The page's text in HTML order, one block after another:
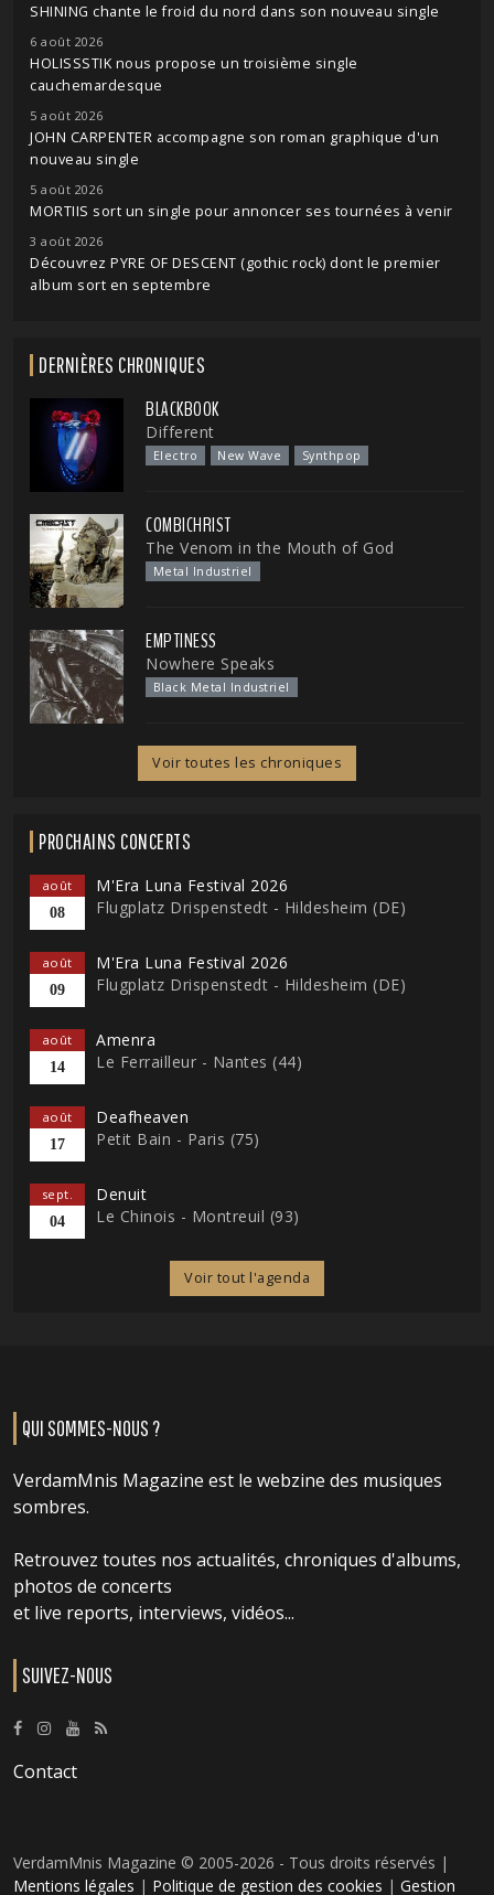
SHINING chante le froid du nord dans son nouveau single
6 août 2026
HOLISSSTIK nous propose un troisième single
cauchemardesque
5 août 2026
JOHN CARPENTER accompagne son roman graphique d'un
nouveau single
5 août 2026
MORTIIS sort un single pour annoncer ses tournées à venir
3 août 2026
Découvrez PYRE OF DESCENT (gothic rock) dont le premier
album sort en septembre
DERNIÈRES CHRONIQUES
BLACKBOOK
Different
Electro New Wave Synthpop
COMBICHRIST
The Venom in the Mouth of God
Metal Industriel
EMPTINESS
Nowhere Speaks
Black Metal Industriel
Voir toutes les chroniques
PROCHAINS CONCERTS
août
08
M'Era Luna Festival 2026
Flugplatz Drispenstedt - Hildesheim (DE)
août
09
M'Era Luna Festival 2026
Flugplatz Drispenstedt - Hildesheim (DE)
août
14
Amenra
Le Ferrailleur - Nantes (44)
août
17
Deafheaven
Petit Bain - Paris (75)
sept.
04
Denuit
Le Chinois - Montreuil (93)
Voir tout l'agenda
QUI SOMMES-NOUS ?
VerdamMnis Magazine est le webzine des musiques
sombres.
Retrouvez toutes nos actualités, chroniques d'albums,
photos de concerts
et live reports, interviews, vidéos...
SUIVEZ-NOUS
Contact
VerdamMnis Magazine © 2005-2026 - Tous droits réservés |
Mentions légales | Politique de gestion des cookies | Gestion